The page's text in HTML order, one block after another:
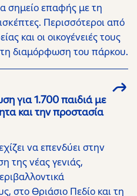
σημείο επαφής με τη
Περισσότεροι από
και οι οικογένειές τους
διαμόρφωση του πάρκου.
για 1.700 παιδιά με
και την προστασία
να επενδύει στην
της νέας γενιάς,
στο Θριάσιο Πεδίο και τη